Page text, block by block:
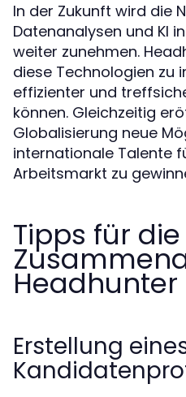
In der Zukunft wird die
Datenanalysen und KI
weiter zunehmen.
diese Technologien zu
effizienter und
können. Gleichzeitig
Globalisierung neue
internationale Talente
Arbeitsmarkt zu
Tipps für die
Headhunter
Erstellung